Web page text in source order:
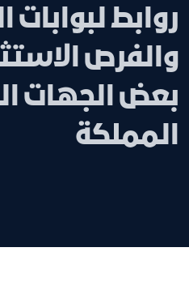
روابط لبوابات
والفرص
بعض الجهات
المملكة